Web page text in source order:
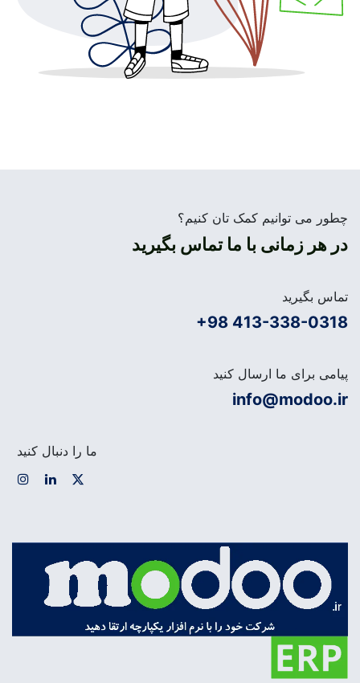
چطور می توانیم کمک تان کنیم؟
در هر زمانی با ما تماس بگیرید
تماس بگیرید
+98 413-338-0318
پیامی برای ما ارسال کنید
info@modoo.ir
ما را دنبال کنید